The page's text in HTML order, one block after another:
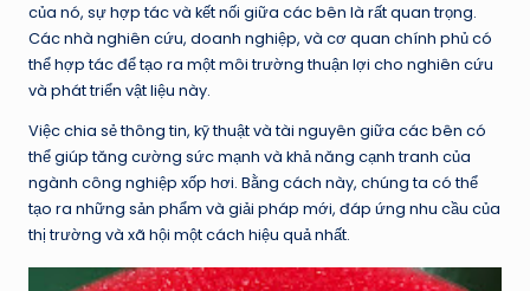
của nó, sự hợp tác và kết nối giữa các bên là rất quan trọng.
Các nhà nghiên cứu, doanh nghiệp, và cơ quan chính phủ có
thể hợp tác để tạo ra một môi trường thuận lợi cho nghiên cứu
và phát triển vật liệu này.
Việc chia sẻ thông tin, kỹ thuật và tài nguyên giữa các bên có
thể giúp tăng cường sức mạnh và khả năng cạnh tranh của
ngành công nghiệp xốp hơi. Bằng cách này, chúng ta có thể
tạo ra những sản phẩm và giải pháp mới, đáp ứng nhu cầu của
thị trường và xã hội một cách hiệu quả nhất.